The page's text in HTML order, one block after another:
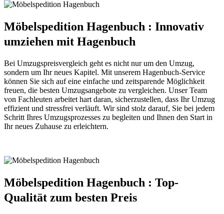
Möbelspedition Hagenbuch : Innovativ
umziehen mit Hagenbuch
Bei Umzugspreisvergleich geht es nicht nur um den Umzug,
sondern um Ihr neues Kapitel. Mit unserem Hagenbuch-Service
können Sie sich auf eine einfache und zeitsparende Möglichkeit
freuen, die besten Umzugsangebote zu vergleichen. Unser Team
von Fachleuten arbeitet hart daran, sicherzustellen, dass Ihr Umzug
effizient und stressfrei verläuft. Wir sind stolz darauf, Sie bei jedem
Schritt Ihres Umzugsprozesses zu begleiten und Ihnen den Start in
Ihr neues Zuhause zu erleichtern.
Möbelspedition Hagenbuch : Top-
Qualität zum besten Preis